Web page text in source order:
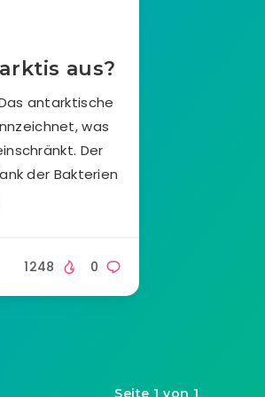
aus?
antarktische
was
Der
der Bakterien
0
1248
Seite 1 von 1